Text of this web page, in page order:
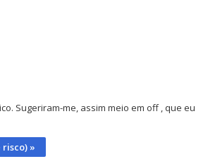
Sugeriram-me, assim meio em off , que eu
»